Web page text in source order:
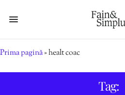
Prima pagină»healt coac
Tag: